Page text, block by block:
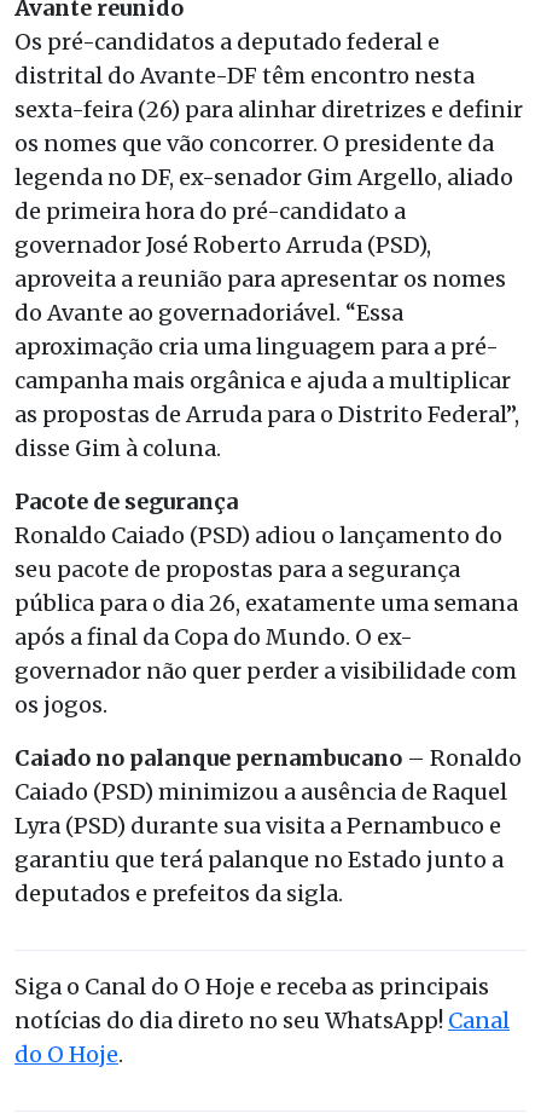
Avante reunido
Os pré-candidatos a deputado federal e
distrital do Avante-DF têm encontro nesta
sexta-feira (26) para alinhar diretrizes e definir
os nomes que vão concorrer. O presidente da
legenda no DF, ex-senador Gim Argello, aliado
de primeira hora do pré-candidato a
governador José Roberto Arruda (PSD),
aproveita a reunião para apresentar os nomes
do Avante ao governadoriável. “Essa
aproximação cria uma linguagem para a pré-
campanha mais orgânica e ajuda a multiplicar
as propostas de Arruda para o Distrito Federal”,
disse Gim à coluna.
Pacote de segurança
Ronaldo Caiado (PSD) adiou o lançamento do
seu pacote de propostas para a segurança
pública para o dia 26, exatamente uma semana
após a final da Copa do Mundo. O ex-
governador não quer perder a visibilidade com
os jogos.
Caiado no palanque pernambucano – Ronaldo
Caiado (PSD) minimizou a ausência de Raquel
Lyra (PSD) durante sua visita a Pernambuco e
garantiu que terá palanque no Estado junto a
deputados e prefeitos da sigla.
Siga o Canal do O Hoje e receba as principais
notícias do dia direto no seu WhatsApp! Canal
do O Hoje.